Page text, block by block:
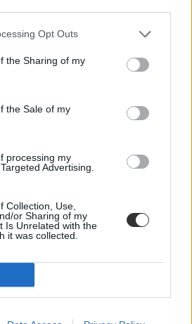
Opt Outs
the Sharing of my
the Sale of my
processing my
Advertising.
Collection, Use,
or Sharing of my
Is Unrelated with the
it was collected.
vágya az volt, hogy
Ma pályaelhagyónak
Facebookon osztotta meg a gondolatait
és az oktatás helyzetéről.